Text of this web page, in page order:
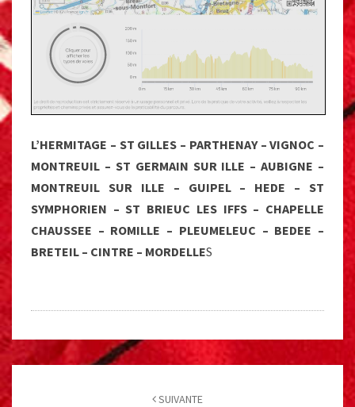
L’HERMITAGE – ST GILLES – PARTHENAY – VIGNOC –
MONTREUIL – ST GERMAIN SUR ILLE – AUBIGNE –
MONTREUIL SUR ILLE – GUIPEL – HEDE – ST
SYMPHORIEN – ST BRIEUC LES IFFS – CHAPELLE
CHAUSSEE – ROMILLE – PLEUMELEUC – BEDEE –
BRETEIL – CINTRE – MORDELLES
navigation
SUIVANTE